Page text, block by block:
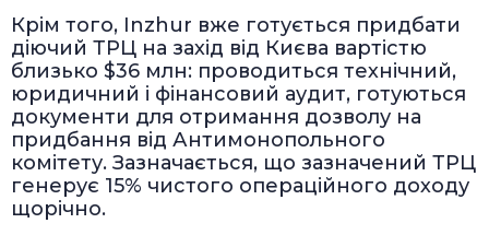
Крім того, Inzhur вже готується придбати
діючий ТРЦ на захід від Києва вартістю
близько $36 млн: проводиться технічний,
юридичний і фінансовий аудит, готуються
документи для отримання дозволу на
придбання від Антимонопольного
комітету. Зазначається, що зазначений ТРЦ
генерує 15% чистого операційного доходу
щорічно.